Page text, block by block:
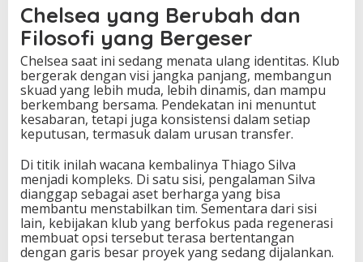
a
a
n
P
r
o
y
e
K
l
u
b
Chelsea yang Berubah dan
Filosofi yang Bergeser
Chelsea saat ini sedang menata ulang identitas. Klub
bergerak dengan visi jangka panjang, membangun
skuad yang lebih muda, lebih dinamis, dan mampu
berkembang bersama. Pendekatan ini menuntut
kesabaran, tetapi juga konsistensi dalam setiap
keputusan, termasuk dalam urusan transfer.
Di titik inilah wacana kembalinya Thiago Silva
menjadi kompleks. Di satu sisi, pengalaman Silva
dianggap sebagai aset berharga yang bisa
membantu menstabilkan tim. Sementara dari sisi
lain, kebijakan klub yang berfokus pada regenerasi
membuat opsi tersebut terasa bertentangan
dengan garis besar proyek yang sedang dijalankan.